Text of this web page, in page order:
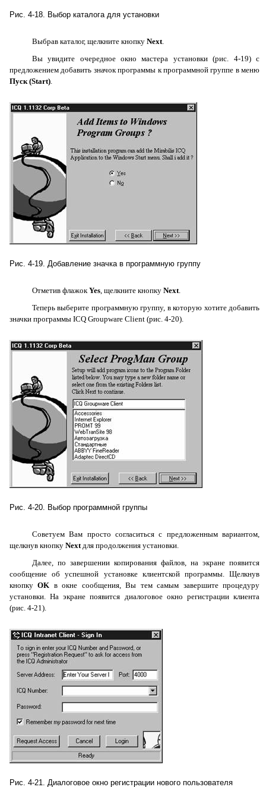
Рис. 4-18. Выбор каталога для установки
Выбрав каталог, щелкните кнопку Next.
Вы увидите очередное окно мастера установки (рис. 4-19) с
предложением добавить значок программы к программной группе в меню
Пуск (Start).
Рис. 4-19. Добавление значка в программную группу
Отметив флажокYes, щелкните кнопку Next.
Теперь выберите программную группу, в которую хотите добавить
значки программы ICQ Groupware Client (рис. 4-20).
Рис. 4-20. Выбор программной группы
Советуем Вам просто согласиться с предложенным вариантом,
щелкнув кнопку Next для продолжения установки.
Далее, по завершении копирования файлов, на экране появится
сообщение об успешной установке клиентской программы. Щелкнув
кнопкуOK в окне сообщения, Вы тем самым завершите процедуру
установки. На экране появится диалоговое окно регистрации клиента
(рис. 4-21).
Рис. 4-21. Диалоговое окно регистрации нового пользователя